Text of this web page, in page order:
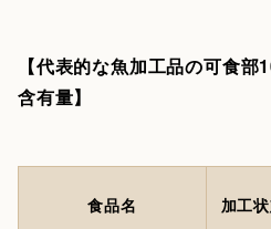
【代表的な魚加工品の可食
含有量】
食品名 加工